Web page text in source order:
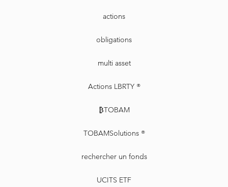
actions
obligations
multi asset
Actions LBRTY ®
₿TOBAM
TOBAMSolutions ®
rechercher un fonds
UCITS ETF